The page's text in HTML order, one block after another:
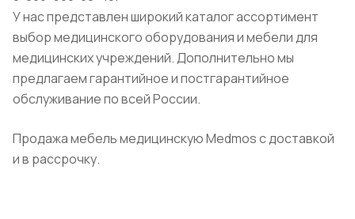
У нас представлен широкий каталог ассортимент
выбор медицинского оборудования и мебели для
медицинских учреждений. Дополнительно мы
предлагаем гарантийное и постгарантийное
обслуживание по всей России.
Продажа мебель медицинскую Medmos с доставкой
и в рассрочку.